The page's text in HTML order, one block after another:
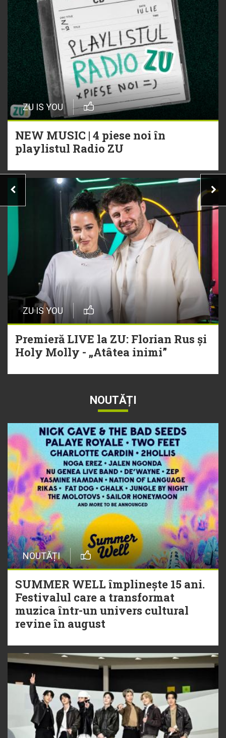
ZU IS YOU
NEW MUSIC | 4 piese noi în
playlistul Radio ZU
ZU IS YOU
Premieră LIVE la ZU: Florian Rus și
Holy Molly - „Atâtea inimi”
NOUTĂȚI
NOUTĂȚI
SUMMER WELL împlinește 15 ani.
Festivalul care a transformat
muzica într-un univers cultural
revine în august